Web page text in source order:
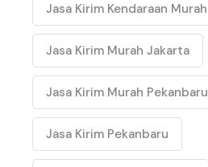
Jasa Kirim Kendaraan Murah
Jasa Kirim Murah Jakarta
Jasa Kirim Murah Pekanbaru
Jasa Kirim Pekanbaru